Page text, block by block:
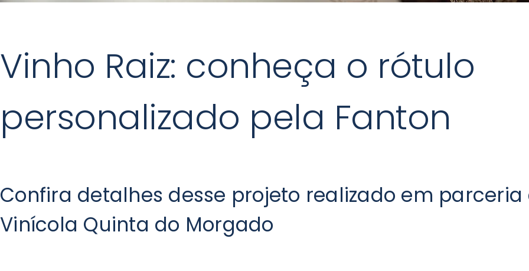
Vinho Raiz: conheça o rótulo
personalizado pela Fanton
Confira detalhes desse projeto realizado em parceria
Vinícola Quinta do Morgado